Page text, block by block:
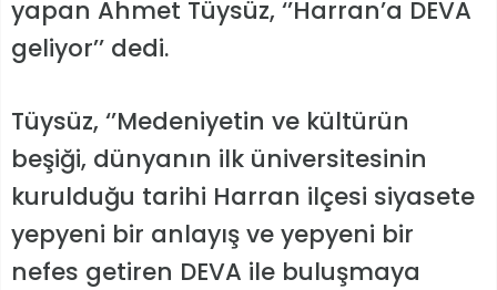
yapan Ahmet Tüysüz, ‘’Harran’a DEVA
geliyor’’ dedi.
Tüysüz, ‘’Medeniyetin ve kültürün
beşiği, dünyanın ilk üniversitesinin
kurulduğu tarihi Harran ilçesi siyasete
yepyeni bir anlayış ve yepyeni bir
nefes getiren DEVA ile buluşmaya